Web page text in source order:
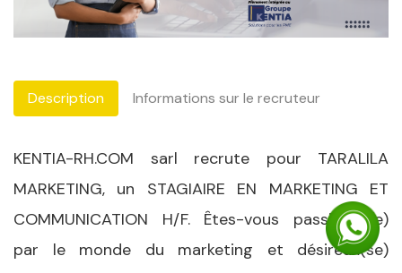
Description Informations sur le recruteur
KENTIA-RH.COM sarl recrute pour TARALILA
MARKETING, un STAGIAIRE EN MARKETING ET
COMMUNICATION H/F. Êtes-vous passionné(e)
par le monde du marketing et désireux(se)